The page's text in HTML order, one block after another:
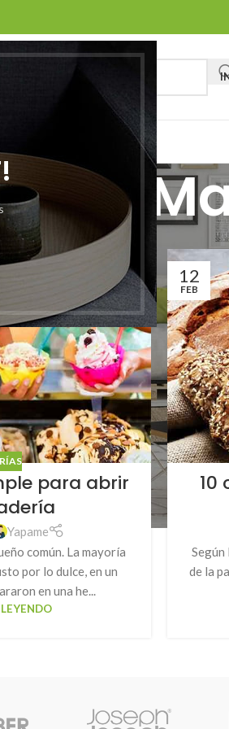
“Maquinaria”
para abrir
Yapame
común. La mayoría
por lo dulce, en un
en una he...
12
FEB
10
Según
de la